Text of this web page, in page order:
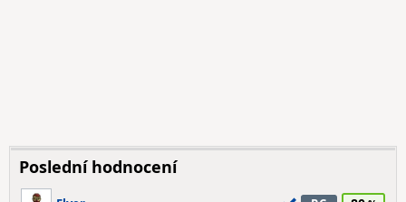
Poslední hodnocení